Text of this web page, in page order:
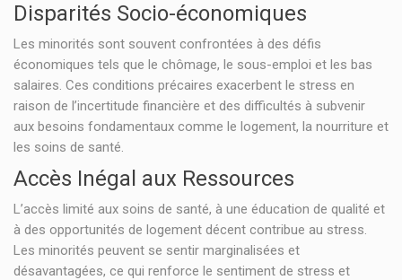
Disparités Socio-économiques
Les minorités sont souvent confrontées à des défis
économiques tels que le chômage, le sous-emploi et les bas
salaires. Ces conditions précaires exacerbent le stress en
raison de l’incertitude financière et des difficultés à subvenir
aux besoins fondamentaux comme le logement, la nourriture et
les soins de santé.
Accès Inégal aux Ressources
L’accès limité aux soins de santé, à une éducation de qualité et
à des opportunités de logement décent contribue au stress.
Les minorités peuvent se sentir marginalisées et
désavantagées, ce qui renforce le sentiment de stress et